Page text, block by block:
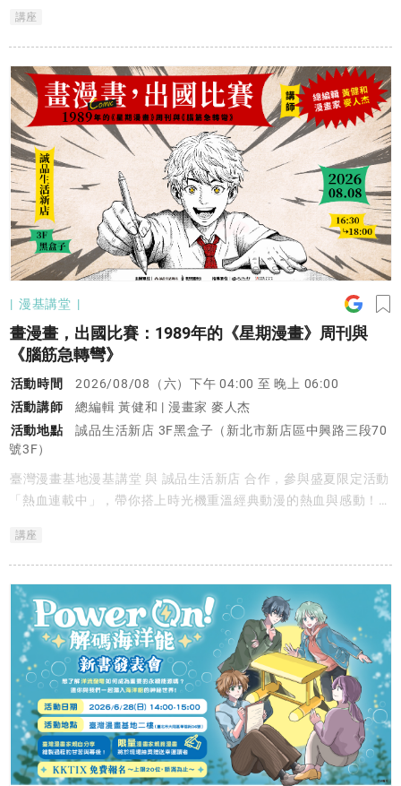
講座
漫基講堂
畫漫畫，出國比賽：1989年的《星期漫畫》周刊與
《腦筋急轉彎》
活動時間
2026/08/08（六）下午 04:00 至 晚上 06:00
活動講師
總編輯 黃健和 | 漫畫家 麥人杰
活動地點
誠品生活新店 3F黑盒子（新北市新店區中興路三段70
號3F）
臺灣漫畫基地漫基講堂 與 誠品生活新店 合作，參與盛夏限定活動
「熱血連載中」，帶你搭上時光機重溫經典動漫的熱血與感動！
灣首位漫畫編輯黃健和 與 傳奇漫畫家麥人杰。當無數臺漫背後的
重要推手、親歷無數國際漫畫展的黃金編輯，遇上當年在安古蘭現
場擺攤、用畫筆和世界交手的鬼才漫畫家，他們將帶我們穿越時
空，重返那個連空氣都充滿靈感與煙硝味的狂飆年代。
講座